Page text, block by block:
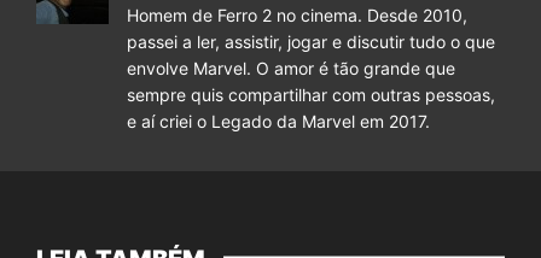
Homem de Ferro 2 no cinema. Desde 2010,
passei a ler, assistir, jogar e discutir tudo o que
envolve Marvel. O amor é tão grande que
sempre quis compartilhar com outras pessoas,
e aí criei o Legado da Marvel em 2017.